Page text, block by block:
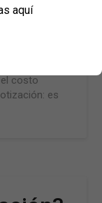
la primera
Sin
como un
costo
es
aquí